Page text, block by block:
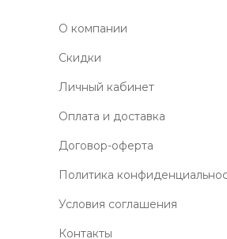
О компании
Скидки
Личный кабинет
Оплата и доставка
Договор-оферта
Политика
Условия соглашения
Контакты